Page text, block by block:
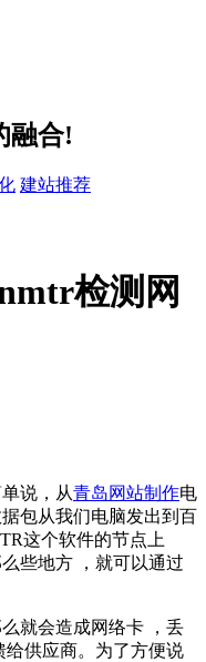
融合!
建站推荐
检测网
说，从青岛网站制作电
包从我们电脑发出到百
这个软件的节点上
些地方 ，就可以通过
就会造成网络卡 ，丢
供应商。为了方便说